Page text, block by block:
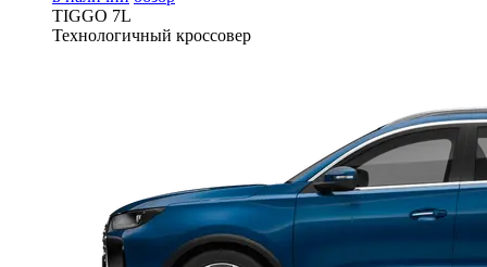
TIGGO 7L
Технологичный кроссовер